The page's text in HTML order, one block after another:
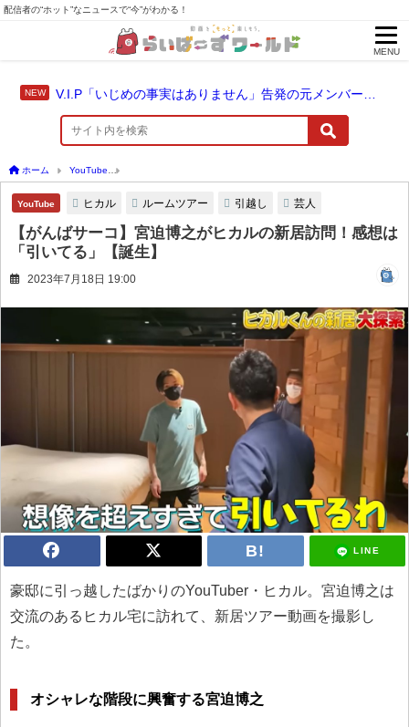
配信者の“ホット”なニュースで“今”がわかる！
MENU
ホーム YouTube
YouTube ヒカル ルームツアー 引越し 芸人
【がんばサーコ】宮迫博之がヒカルの新居訪問！感想は
「引いてる」【誕生】
2023年7月18日 19:00
LINE
豪邸に引っ越したばかりのYouTuber・ヒカル。宮迫博之は
交流のあるヒカル宅に訪れて、新居ツアー動画を撮影し
た。
オシャレな階段に興奮する宮迫博之